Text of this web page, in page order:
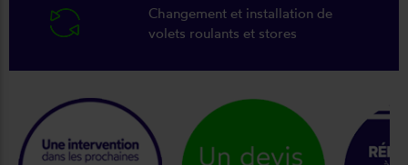
Changement et installation de
volets roulants et stores